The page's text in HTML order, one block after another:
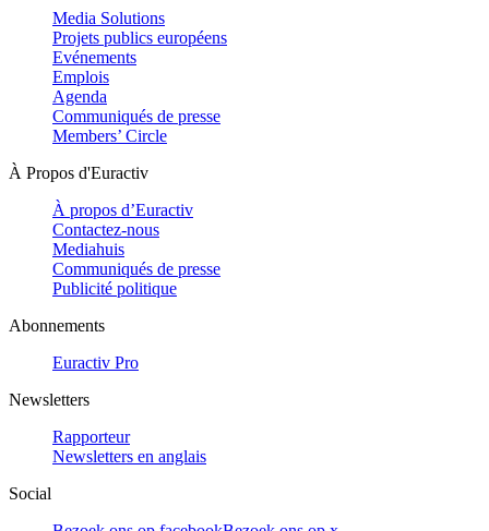
Media Solutions
Projets publics européens
Evénements
Emplois
Agenda
Communiqués de presse
Members’ Circle
À Propos d'Euractiv
À propos d’Euractiv
Contactez-nous
Mediahuis
Communiqués de presse
Publicité politique
Abonnements
Euractiv Pro
Newsletters
Rapporteur
Newsletters en anglais
Social